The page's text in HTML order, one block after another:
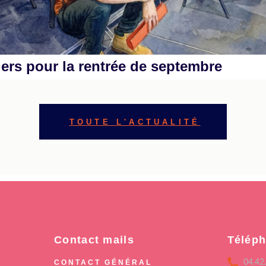
pour la rentrée de septembre
TOUTE L'ACTUALITÉ
Contact mails
CONTACT GÉNÉRAL